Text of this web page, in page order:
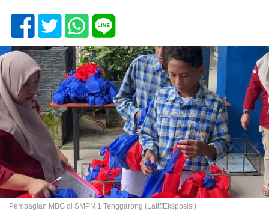
Pembagian MBG di SMPN 1 Tenggarong (Latif/Eksposisi)